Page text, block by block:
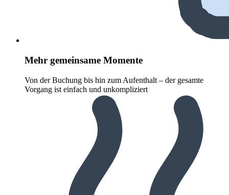
Mehr gemeinsame Momente
Von der Buchung bis hin zum Aufenthalt – der gesamte
Vorgang ist einfach und unkompliziert